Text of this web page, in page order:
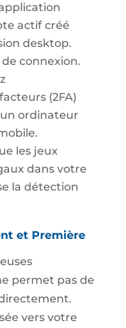
actif créé
desktop.
connexion.
(2FA)
ordinateur
les jeux
dans votre
la détection
et Première
permet pas de
vers votre